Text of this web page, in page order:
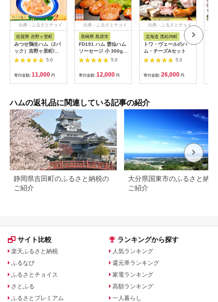
出典：ふるさとチョイ
ス
佐賀県 吉野ヶ里町
みつせ鶏生ハム（2パ
ック）吉野ヶ里町/炭
寅コーポレーション
5.0
寄付金額: 11,000 円
出典：ふるさとチョイ
ス
長崎県 島原市
FD191 ハム 雲仙ハム
ソーセージ 小 300g 3
本 [ 人気 絶品 ハム ソ
ーセージ セット 詰め
合わせ おつまみ おか
ず 弁当 冷蔵 国産 小
分け 一人暮らし 単身
島原市 ふるさと納税 ]
5.0
寄付金額: 12,000 円
出典：ふるさとチョイ
北海道 黒松内町
トワ・ヴェールのハ
ム・チーズAセット
5.0
寄付金額: 26,000 円
ハムの返礼品に関連している記事の紹介
静岡県吉田町のふるさと納税の
ご紹介
大分県国東市のふるさと納税
ご紹介
サイト比較
楽天ふるさと納税
ふるなび
ふるさとチョイス
さとふる
ふるさとプレミアム
ランキングから探す
人気ランキング
還元率ランキング
家電ランキング
高額ランキング
一人暮らし